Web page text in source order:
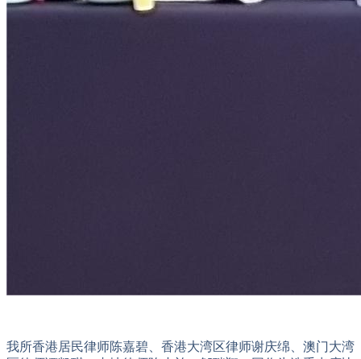
我所香港居民律师陈嘉碧、香港大湾区律师谢庆绵、澳门大湾